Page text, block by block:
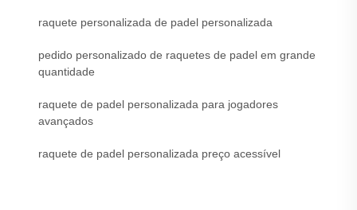
raquete personalizada de padel personalizada
pedido personalizado de raquetes de padel em grande
quantidade
raquete de padel personalizada para jogadores
avançados
raquete de padel personalizada preço acessível